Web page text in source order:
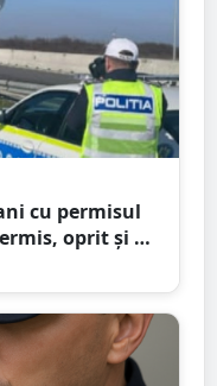
cu permisul
oprit și el